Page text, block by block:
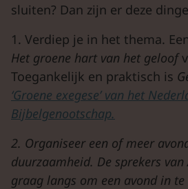
sluiten? Dan zijn er deze
1. Verdiep je in het thema.
Het groene hart van het geloof
Toegankelijk en praktisch is
‘Groene exegese’ van het
Bijbelgenootschap.
2. Organiseer een of meer
duurzaamheid. De sprekers van
graag langs om een avond in te